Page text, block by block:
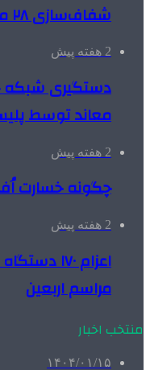
شفاف‌سازی ۲۸ میلیارد یورو تعهدات ارزی
2 هفته پیش
دستگیری شبکه
معاند توسط
2 هفته پیش
چگونه خسارت
2 هفته پیش
اعزام ۱۷۰
مراسم اربعین
منتخب اخبار
۱۴۰۴/۰۱/۱۵